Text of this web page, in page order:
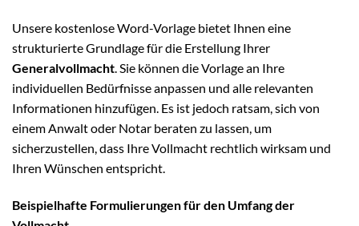
Unsere kostenlose Word-Vorlage bietet Ihnen eine
strukturierte Grundlage für die Erstellung Ihrer
Generalvollmacht. Sie können die Vorlage an Ihre
individuellen Bedürfnisse anpassen und alle relevanten
Informationen hinzufügen. Es ist jedoch ratsam, sich von
einem Anwalt oder Notar beraten zu lassen, um
sicherzustellen, dass Ihre Vollmacht rechtlich wirksam und
Ihren Wünschen entspricht.
Beispielhafte Formulierungen für den Umfang der